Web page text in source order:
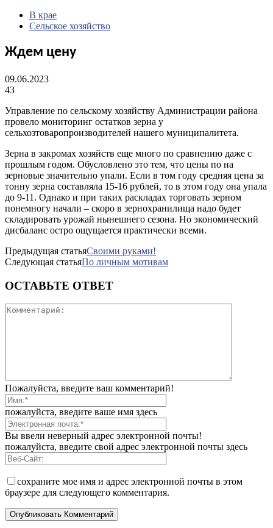
В крае
Сельское хозяйство
Ждем цену
09.06.2023
43
Управление по сельскому хозяйству Администрации района
провело мониторинг остатков зерна у
сельхозтоваропроизводителей нашего муниципалитета.
Зерна в закромах хозяйств еще много по сравнению даже с
прошлым годом. Обусловлено это тем, что цены по на
зерновые значительно упали. Если в том году средняя цена за
тонну зерна составляла 15-16 рублей, то в этом году она упала
до 9-11. Однако и при таких раскладах торговать зерном
понемногу начали – скоро в зернохранилища надо будет
складировать урожай нынешнего сезона. Но экономический
дисбаланс остро ощущается практически всеми.
Предыдущая статьяСвоими руками!
Следующая статьяПо личным мотивам
ОСТАВЬТЕ ОТВЕТ
Пожалуйста, введите ваш комментарий!
пожалуйста, введите ваше имя здесь
Вы ввели неверный адрес электронной почты!
пожалуйста, введите свой адрес электронной почты здесь
сохраните мое имя и адрес электронной почты в этом
браузере для следующего комментария.